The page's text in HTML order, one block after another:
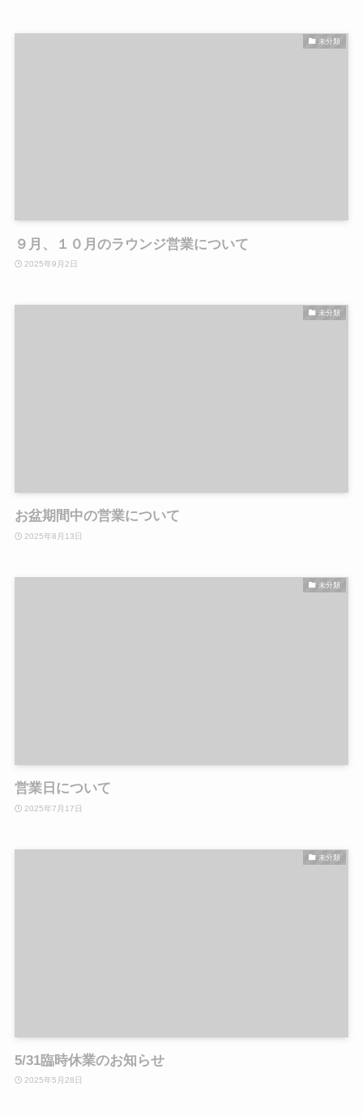
未分類
９月、１０月のラウンジ営業について
2025年9月2日
未分類
お盆期間中の営業について
2025年8月13日
未分類
営業日について
2025年7月17日
未分類
5/31臨時休業のお知らせ
2025年5月28日